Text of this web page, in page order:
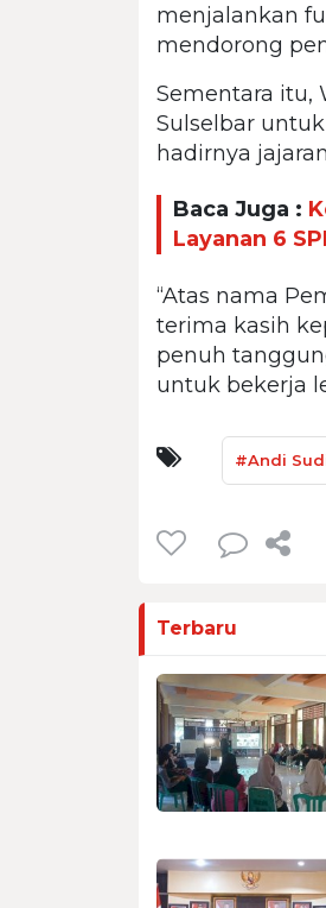
menjalankan
mendorong
Sementara itu,
Sulselbar
hadirnya
Baca Juga :
Layanan 6
“Atas nama
terima kasih
penuh
untuk bekerja
#Andi
Terbaru